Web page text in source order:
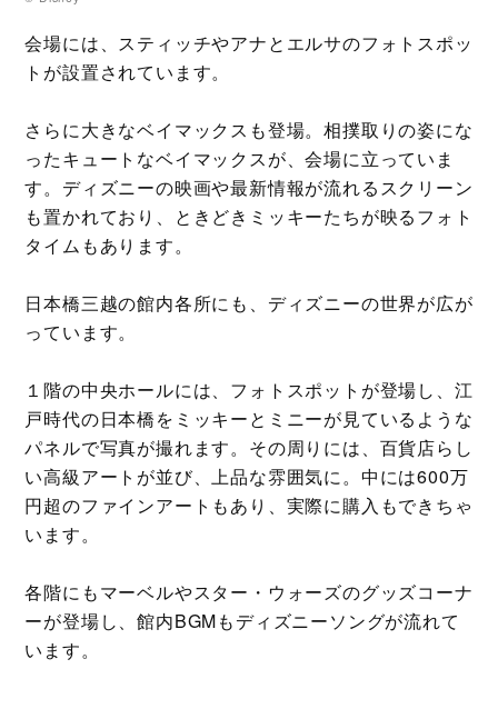
会場には、スティッチやアナとエルサのフォトスポッ
トが設置されています。
さらに大きなベイマックスも登場。相撲取りの姿にな
ったキュートなベイマックスが、会場に立っていま
す。ディズニーの映画や最新情報が流れるスクリーン
も置かれており、ときどきミッキーたちが映るフォト
タイムもあります。
日本橋三越の館内各所にも、ディズニーの世界が広が
っています。
１階の中央ホールには、フォトスポットが登場し、江
戸時代の日本橋をミッキーとミニーが見ているような
パネルで写真が撮れます。その周りには、百貨店らし
い高級アートが並び、上品な雰囲気に。中には600万
円超のファインアートもあり、実際に購入もできちゃ
います。
各階にもマーベルやスター・ウォーズのグッズコーナ
ーが登場し、館内BGMもディズニーソングが流れて
います。